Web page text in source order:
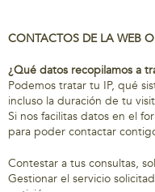
CONTACTOS DE LA WEB
¿Qué datos recopilamos a
Podemos tratar tu IP, qué
incluso la duración de tu
Si nos facilitas datos en el
para poder contactar
Contestar a tus consultas,
Gestionar el servicio